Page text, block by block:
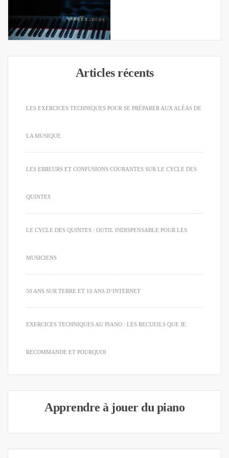
Articles récents
LES EXERCICES TECHNIQUES POUR SE PRÉPARER AUX ALÉAS DE
LA MUSIQUE
LES ERREURS ET CONFUSIONS COURANTES SUR LE CYCLE DES
QUINTES
LE CYCLE DES QUINTES : OUTIL INDISPENSABLE POUR LES
MUSICIENS
50 ANS SUR TERRE ET 10 ANS D’INTERNET
EXERCICES TECHNIQUES AU PIANO : LES RECUEILS QUE JE
RECOMMANDE ET POURQUOI
Apprendre à jouer du piano